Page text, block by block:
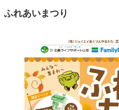
ふれあいまつり